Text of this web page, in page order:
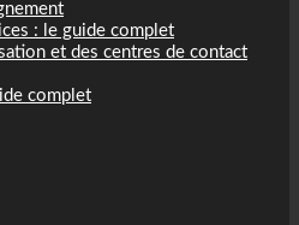
: le guide complet
et des centres de contact
complet